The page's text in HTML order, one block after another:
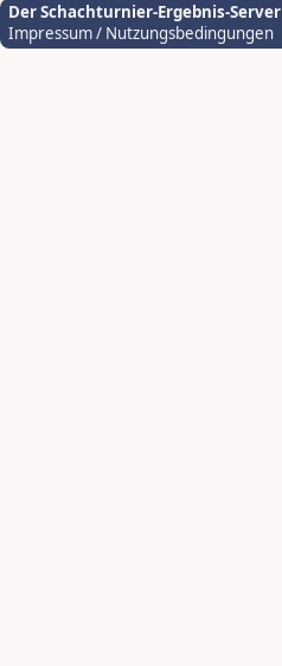
Der Schachturnier-Ergebnis-Server
Impressum / Nutzungsbedingungen